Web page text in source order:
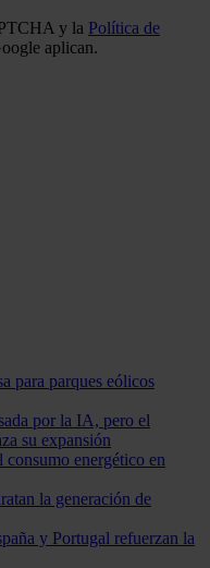
y la Política de
aplican.
para parques eólicos
por la IA, pero el
su expansión
energético en
la generación de
y Portugal refuerzan la